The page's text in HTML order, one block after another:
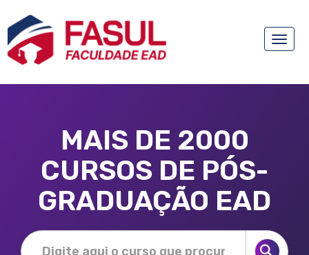
Toggle
MAIS DE 2000
CURSOS DE PÓS-
GRADUAÇÃO EAD